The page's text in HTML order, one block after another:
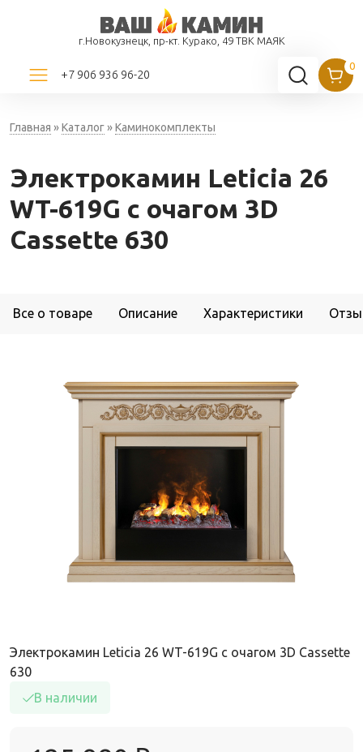
г.Новокузнецк, пр-кт. Курако, 49 ТВК МАЯК
+7 906 936 96-20
Главная »Каталог»Каминокомплекты
Электрокамин Leticia 26
WT-619G с очагом 3D
Cassette 630
Все о товаре Описание Характеристики
Электрокамин Leticia 26 WT-619G с очагом 3D Cassette
630
В наличии